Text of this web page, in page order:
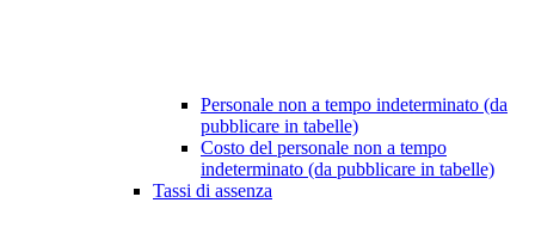
Personale non a tempo indeterminato (da
pubblicare in tabelle)
Costo del personale non a tempo
indeterminato (da pubblicare in tabelle)
Tassi di assenza